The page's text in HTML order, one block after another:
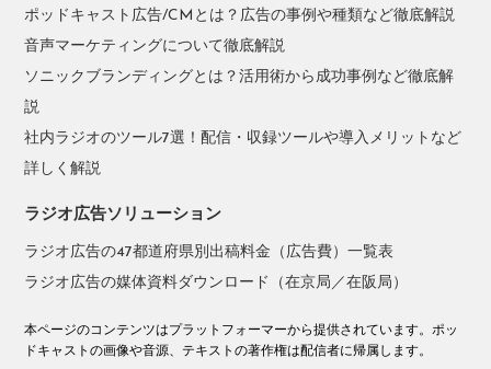
ポッドキャスト広告/CMとは？広告の事例や種類など徹底解説
音声マーケティングについて徹底解説
ソニックブランディングとは？活用術から成功事例など徹底解
説
社内ラジオのツール7選！配信・収録ツールや導入メリットなど
詳しく解説
ラジオ広告ソリューション
ラジオ広告の47都道府県別出稿料金（広告費）一覧表
ラジオ広告の媒体資料ダウンロード（在京局／在阪局）
本ページのコンテンツはプラットフォーマーから提供されています。ポッ
ドキャストの画像や音源、テキストの著作権は配信者に帰属します。